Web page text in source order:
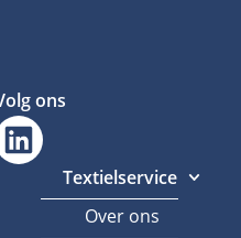
ons
Textielservice
Over ons